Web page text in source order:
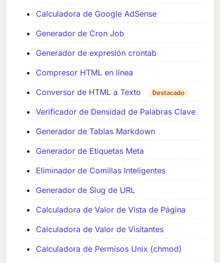
Calculadora de Google AdSense
Generador de Cron Job
Generador de expresión crontab
Compresor HTML en línea
Conversor de HTML a Texto
Destacado
Verificador de Densidad de Palabras Clave
Generador de Tablas Markdown
Generador de Etiquetas Meta
Eliminador de Comillas Inteligentes
Generador de Slug de URL
Calculadora de Valor de Vista de Página
Calculadora de Valor de Visitantes
Calculadora de Permisos Unix (chmod)